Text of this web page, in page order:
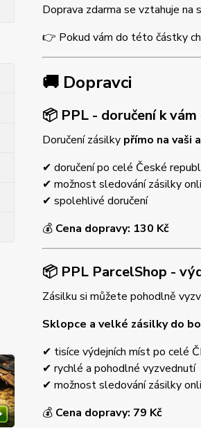
Doprava zdarma se vztahuje na
👉 Pokud vám do této částky
🚚 Dopravci
📦 PPL - doručení k
Doručení zásilky přímo na vaši
✔ doručení po celé České
✔ možnost sledování zásilky
✔ spolehlivé doručení
💰 Cena dopravy: 130 Kč
📦 PPL ParcelShop -
Zásilku si můžete pohodlně
Sklopce a velké zásilky do
✔ tisíce výdejních míst po celé
✔ rychlé a pohodlné vyzvednutí
✔ možnost sledování zásilky
💰 Cena dopravy: 79 Kč